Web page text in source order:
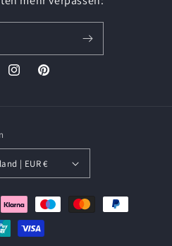
InstagramPinterest
Deutschland | EUR €